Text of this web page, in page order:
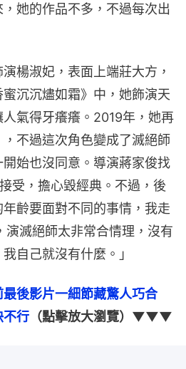
她的作品不多，不過每次出
楊淑妃，表面上端莊大方，
沉沉燼如霜》中，她飾演天
氣得牙癢癢。2019年，她再
不過這次角色變成了滅絕師
始也沒同意。導演蔣家俊找
受，擔心毀經典。不過，後
齡要面對不同的事情，我走
演滅絕師太非常合情理，沒有
自己就沒有什麼。」
最後影片一細節藏驚人巧合
不行 （點擊放大瀏覽）▼▼▼